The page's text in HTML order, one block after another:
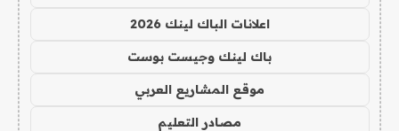
اعلانات الباك لينك 2026
باك لينك وجيست بوست
موقع المشاريع العربي
مصادر التعليم